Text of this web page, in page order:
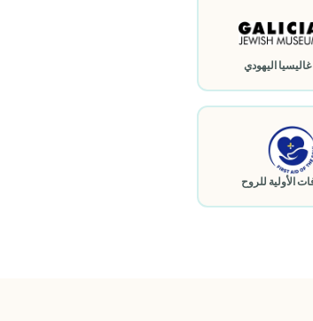
اليهودي
الأولية للروح